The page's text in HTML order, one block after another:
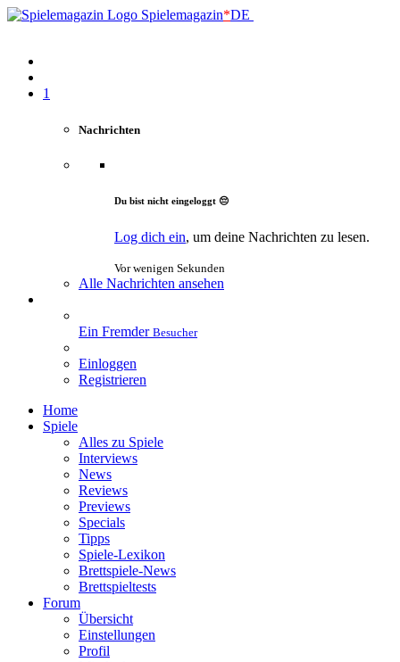
Spielemagazin*DE
1
Nachrichten
Du bist nicht eingeloggt 😔
Log dich ein, um deine Nachrichten zu lesen.
Vor wenigen Sekunden
Alle Nachrichten ansehen
Ein Fremder Besucher
Einloggen
Registrieren
Home
Spiele
Alles zu Spiele
Interviews
News
Reviews
Previews
Specials
Tipps
Spiele-Lexikon
Brettspiele-News
Brettspieltests
Forum
Übersicht
Einstellungen
Profil